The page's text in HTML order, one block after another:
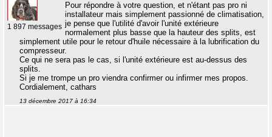
1 897 messages
Pour répondre à votre question, et n'étant pas pro ni
installateur mais simplement passionné de climatisation,
je pense que l'utilité d'avoir l'unité extérieure
normalement plus basse que la hauteur des splits, est
simplement utile pour le retour d'huile nécessaire à la lubrification du
compresseur.
Ce qui ne sera pas le cas, si l'unité extérieure est au-dessus des
splits.
Si je me trompe un pro viendra confirmer ou infirmer mes propos.
Cordialement, cathars
13 décembre 2017 à 16:34